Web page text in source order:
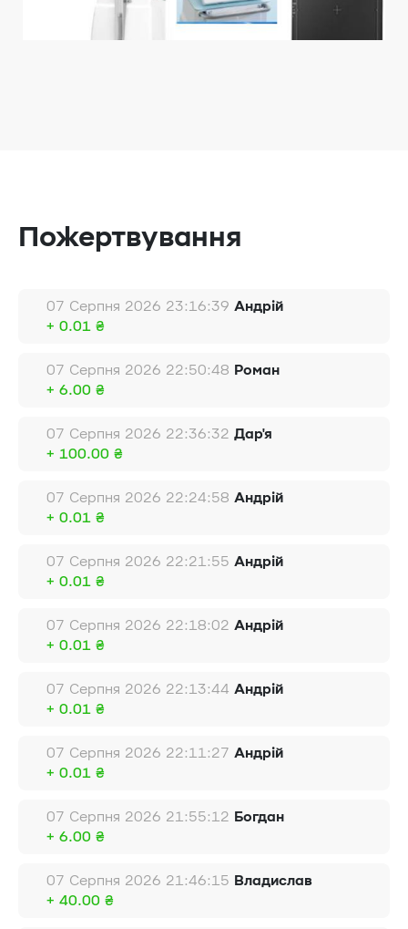
Пожертвування
07 Серпня 2026 23:16:39 Андрій
+ 0.01 ₴
07 Серпня 2026 22:50:48 Роман
+ 6.00 ₴
07 Серпня 2026 22:36:32 Дар'я
+ 100.00 ₴
07 Серпня 2026 22:24:58 Андрій
+ 0.01 ₴
07 Серпня 2026 22:21:55 Андрій
+ 0.01 ₴
07 Серпня 2026 22:18:02 Андрій
+ 0.01 ₴
07 Серпня 2026 22:13:44 Андрій
+ 0.01 ₴
07 Серпня 2026 22:11:27 Андрій
+ 0.01 ₴
07 Серпня 2026 21:55:12 Богдан
+ 6.00 ₴
07 Серпня 2026 21:46:15 Владислав
+ 40.00 ₴